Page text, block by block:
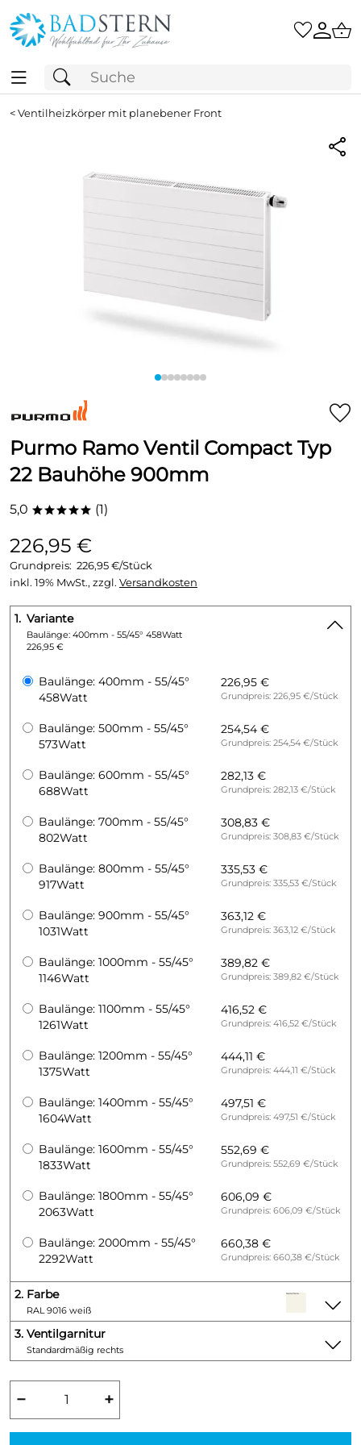
< Ventilheizkörper mit planebener Front
Purmo Ramo Ventil Compact Typ
22 Bauhöhe 900mm
5,0 ***** (1)
226,95 €
Grundpreis: 226,95 €/Stück
inkl. 19% MwSt., zzgl. Versandkosten
1. Variante
Baulänge: 400mm - 55/45° 458Watt
226,95 €
Baulänge: 400mm - 55/45°
458Watt
226,95 €
Grundpreis: 226,95 €/Stück
Baulänge: 500mm - 55/45°
573Watt
254,54 €
Grundpreis: 254,54 €/Stück
Baulänge: 600mm - 55/45°
688Watt
282,13 €
Grundpreis: 282,13 €/Stück
Baulänge: 700mm - 55/45°
802Watt
308,83 €
Grundpreis: 308,83 €/Stück
Baulänge: 800mm - 55/45°
917Watt
335,53 €
Grundpreis: 335,53 €/Stück
Baulänge: 900mm - 55/45°
1031Watt
363,12 €
Grundpreis: 363,12 €/Stück
Baulänge: 1000mm - 55/45°
1146Watt
389,82 €
Grundpreis: 389,82 €/Stück
Baulänge: 1100mm - 55/45°
1261Watt
416,52 €
Grundpreis: 416,52 €/Stück
Baulänge: 1200mm - 55/45°
1375Watt
444,11 €
Grundpreis: 444,11 €/Stück
Baulänge: 1400mm - 55/45°
1604Watt
497,51 €
Grundpreis: 497,51 €/Stück
Baulänge: 1600mm - 55/45°
1833Watt
552,69 €
Grundpreis: 552,69 €/Stück
Baulänge: 1800mm - 55/45°
2063Watt
606,09 €
Grundpreis: 606,09 €/Stück
Baulänge: 2000mm - 55/45°
2292Watt
660,38 €
Grundpreis: 660,38 €/Stück
2. Farbe
RAL 9016 weiß
3. Ventilgarnitur
Standardmäßig rechts
− +